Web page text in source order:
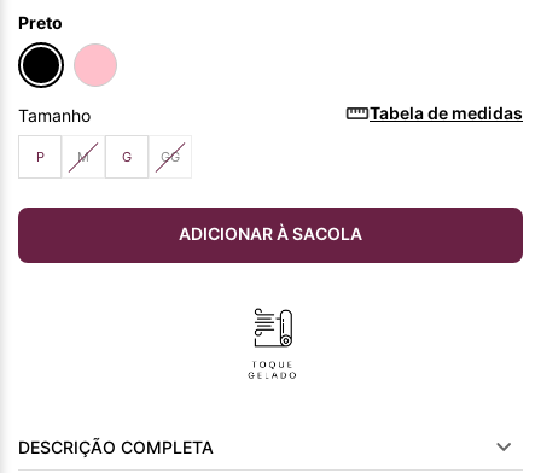
Preto
Tamanho
P M G GG
Tabela de medidas
ADICIONAR À SACOLA
DESCRIÇÃO COMPLETA